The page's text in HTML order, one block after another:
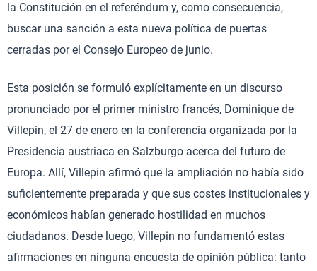
la Constitución en el referéndum y, como consecuencia,
buscar una sanción a esta nueva política de puertas
cerradas por el Consejo Europeo de junio.
Esta posición se formuló explícitamente en un discurso
pronunciado por el primer ministro francés, Dominique de
Villepin, el 27 de enero en la conferencia organizada por la
Presidencia austriaca en Salzburgo acerca del futuro de
Europa. Allí, Villepin afirmó que la ampliación no había sido
suficientemente preparada y que sus costes institucionales y
económicos habían generado hostilidad en muchos
ciudadanos. Desde luego, Villepin no fundamentó estas
afirmaciones en ninguna encuesta de opinión pública: tanto